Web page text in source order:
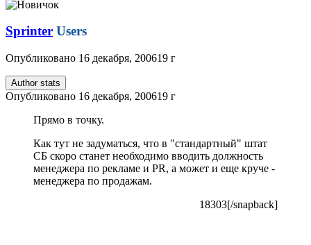
Sprinter Users
Опубликовано 16 декабря, 200619 г
Author stats
Опубликовано 16 декабря, 200619 г
Прямо в точку.
Как тут не задуматься, что в "стандартный" штат
СБ скоро станет необходимо вводить должность
менеджера по рекламе и PR, а может и еще круче -
менеджера по продажам.
18303[/snapback]